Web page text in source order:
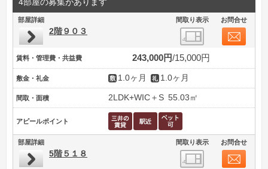
4部屋の募集があります
部屋詳細 間取り表示 お問合せ
2階９０３
賃料・管理費・共益費 243,000円 15,000円
敷金・礼金 1.0ヶ月 1.0ヶ月
間取・面積 2LDK+WIC＋S 55.03㎡
アピールポイント
部屋詳細 間取り表示 お問合せ
5階５１８